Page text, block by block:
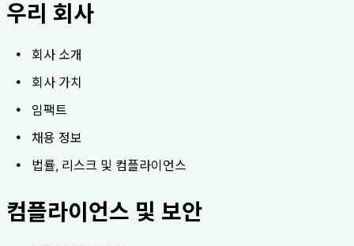
우리 회사
회사 소개
회사 가치
임팩트
채용 정보
법률, 리스크 및 컴플라이언스
컴플라이언스 및 보안